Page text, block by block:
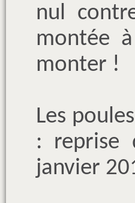
nul
montée
monter !
Les
: reprise
janvier